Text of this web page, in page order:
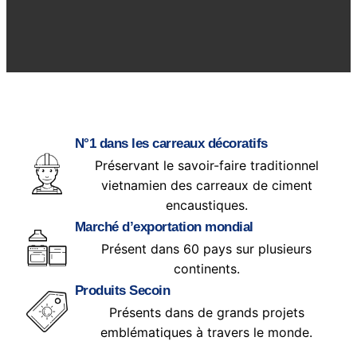
N°1 dans les carreaux décoratifs
Préservant le savoir-faire traditionnel
vietnamien des carreaux de ciment
encaustiques.
Marché d’exportation mondial
Présent dans 60 pays sur plusieurs
continents.
Produits Secoin
Présents dans de grands projets
emblématiques à travers le monde.